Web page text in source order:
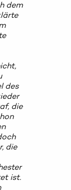
dem
des
die
die
ist.